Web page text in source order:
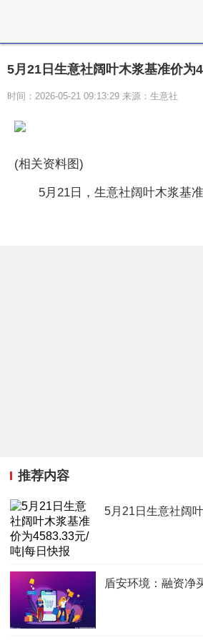
5月21日生意社阔叶木浆基准价为
时间：2026-05-21 09:13:29 来源：生意社
(相关资料图)
5月21日，生意社阔叶木浆基
推荐内容
5月21日生意社阔
盾安环境：融资净